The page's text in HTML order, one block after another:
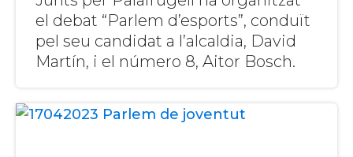
el debat “Parlem d’esports”, conduït
pel seu candidat a l’alcaldia, David
Martín, i el número 8, Aitor Bosch.